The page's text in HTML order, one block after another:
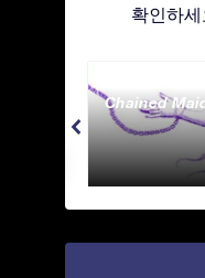
확인하세
Andromeda
Chained